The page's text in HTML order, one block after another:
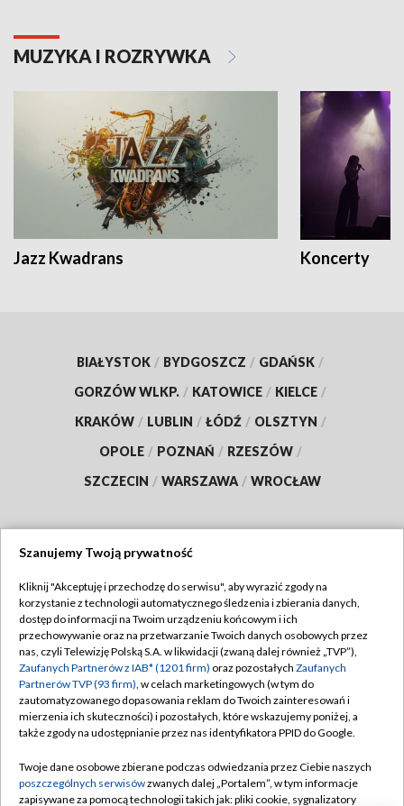
MUZYKA I ROZRYWKA
Jazz Kwadrans Koncerty
BIAŁYSTOK / BYDGOSZCZ / GDAŃSK /
GORZÓW WLKP. / KATOWICE / KIELCE /
KRAKÓW / LUBLIN / ŁÓDŹ / OLSZTYN /
OPOLE / POZNAŃ / RZESZÓW /
SZCZECIN / WARSZAWA / WROCŁAW
TVP
Abonament TVP
Emisja w TVP
Centrum informacji TVP
Naziemna Telewizja Cyfrowa
Rada Programowa
Regulamin TVP
Polityka prywatności
Moje zgody
Pomoc
Kontakt
Szanujemy Twoją prywatność
Kliknij "Akceptuję i przechodzę do serwisu", aby wyrazić zgody na
korzystanie z technologii automatycznego śledzenia i zbierania danych,
dostęp do informacji na Twoim urządzeniu końcowym i ich
przechowywanie oraz na przetwarzanie Twoich danych osobowych przez
nas, czyli Telewizję Polską S.A. w likwidacji (zwaną dalej również „TVP”),
Zaufanych Partnerów z IAB* (1201 firm) oraz pozostałych Zaufanych
Partnerów TVP (93 firm), w celach marketingowych (w tym do
zautomatyzowanego dopasowania reklam do Twoich zainteresowań i
mierzenia ich skuteczności) i pozostałych, które wskazujemy poniżej, a
także zgody na udostępnianie przez nas identyfikatora PPID do Google.
Twoje dane osobowe zbierane podczas odwiedzania przez Ciebie naszych
poszczególnych serwisówzwanych dalej „Portalem”, w tym informacje
zapisywane za pomocą technologii takich jak: pliki cookie, sygnalizatory